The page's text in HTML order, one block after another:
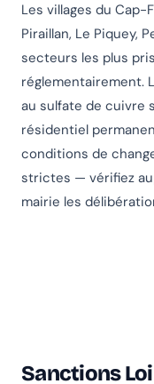
Les villages du Cap-
Piraillan, Le Piquey,
secteurs les plus
réglementairement.
au sulfate de cuivre
résidentiel
conditions de
strictes — vérifiez
mairie les
Sanctions